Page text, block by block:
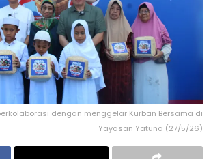
dengan menggelar Kurban Bersama di
Yayasan Yatuna (27/5/26)